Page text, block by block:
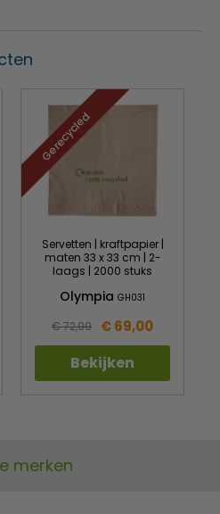
Gerecycled
Servetten | kraftpapier |
maten 33 x 33 cm | 2-
laags | 2000 stuks
Olympia GH031
€ 72,99 € 69,00
Bekijken
merken